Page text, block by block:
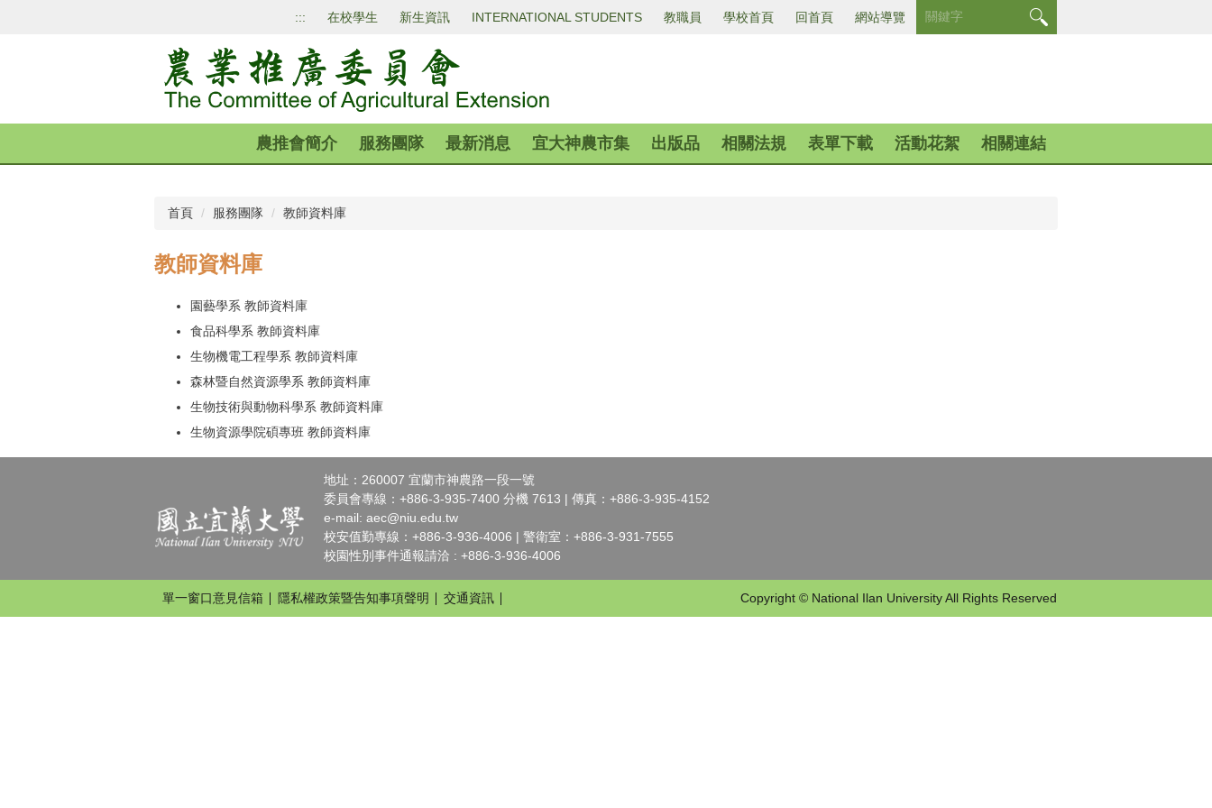
區
::: 在校學生 新生資訊 INTERNATIONAL STUDENTS 教職員 學校首頁 回首頁 網站導覽
農推會簡介 服務團隊 最新消息 宜大神農市集 出版品 相關法規 表單下載 活動花絮 相關連結
首頁 服務團隊 教師資料庫
教師資料庫
園藝學系 教師資料庫
食品科學系 教師資料庫
生物機電工程學系 教師資料庫
森林暨自然資源學系 教師資料庫
生物技術與動物科學系 教師資料庫
生物資源學院碩專班 教師資料庫
地址：260007 宜蘭市神農路一段一號
委員會專線：+886-3-935-7400 分機 7613 | 傳真：+886-3-935-4152
e-mail:aec@niu.edu.tw
校安值勤專線：+886-3-936-4006 | 警衛室：+886-3-931-7555
校園性別事件通報請洽 : +886-3-936-4006
單一窗口意見信箱 隱私權政策暨告知事項聲明 交通資訊 Copyright © National Ilan University All Rights Reserved